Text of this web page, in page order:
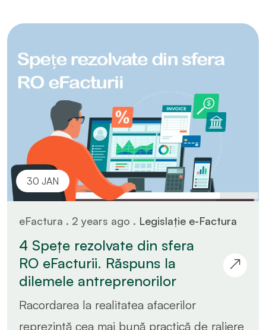
30 JAN
eFactura . 2 years ago . Legislație e-Factura
4 Spețe rezolvate din sfera
RO eFacturii. Răspuns la
dilemele antreprenorilor
Racordarea la realitatea afacerilor
reprezintă cea mai bună practică de raliere